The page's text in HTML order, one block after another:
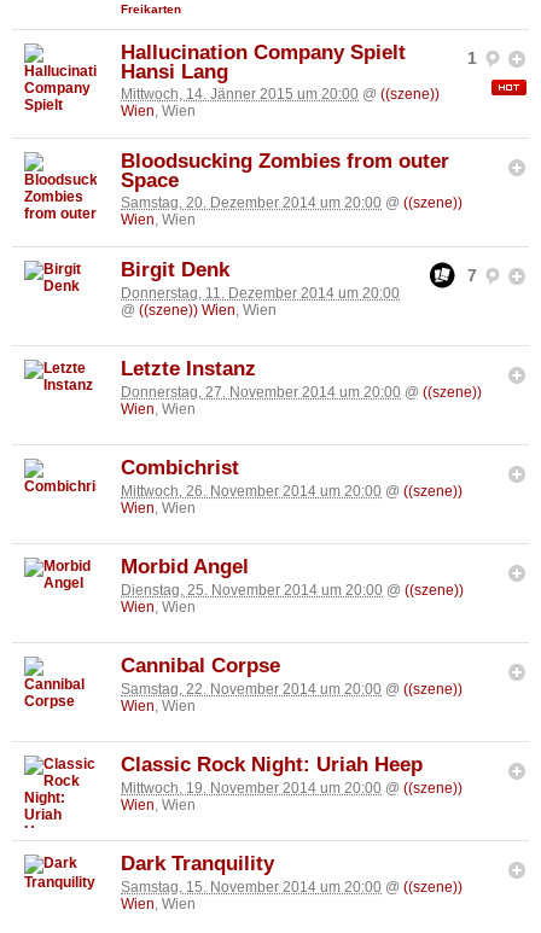
Freikarten
1
Hallucination Company Spielt
Hansi Lang
Mittwoch, 14. Jänner 2015 um 20:00 @ ((szene))
Wien, Wien
Bloodsucking Zombies from outer
Space
Samstag, 20. Dezember 2014 um 20:00 @ ((szene))
Wien, Wien
7
Birgit Denk
Donnerstag, 11. Dezember 2014 um 20:00
@ ((szene)) Wien , Wien
Letzte Instanz
Donnerstag, 27. November 2014 um 20:00 @ ((szene))
Wien , Wien
Combichrist
Mittwoch, 26. November 2014 um 20:00 @ ((szene))
Wien , Wien
Morbid Angel
Dienstag, 25. November 2014 um 20:00 @ ((szene))
Wien , Wien
Cannibal Corpse
Samstag, 22. November 2014 um 20:00 @ ((szene))
Wien , Wien
Classic Rock Night: Uriah Heep
Mittwoch, 19. November 2014 um 20:00 @ ((szene))
Wien , Wien
Dark Tranquility
Samstag, 15. November 2014 um 20:00 @ ((szene))
Wien , Wien